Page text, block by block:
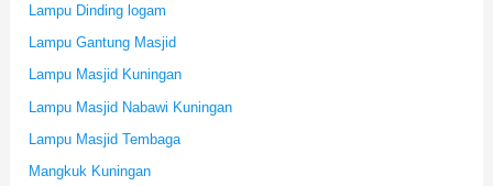
Lampu Dinding logam
Lampu Gantung Masjid
Lampu Masjid Kuningan
Lampu Masjid Nabawi Kuningan
Lampu Masjid Tembaga
Mangkuk Kuningan